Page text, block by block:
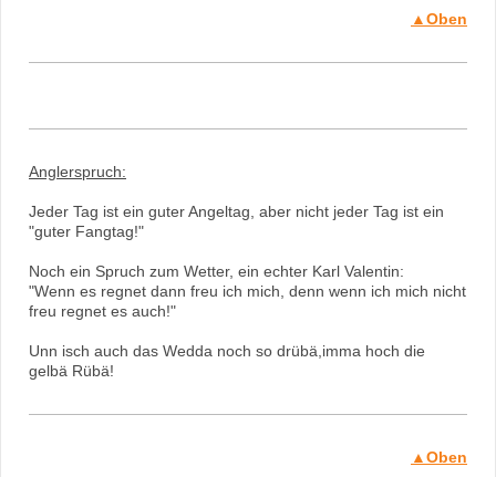
▲Oben
Anglerspruch:
Jeder Tag ist ein guter Angeltag, aber nicht jeder Tag ist ein
"guter Fangtag!"
Noch ein Spruch zum Wetter, ein echter Karl Valentin:
"Wenn es regnet dann freu ich mich, denn wenn ich mich nicht
freu regnet es auch!"
Unn isch auch das Wedda noch so drübä,imma hoch die
gelbä Rübä!
▲Oben